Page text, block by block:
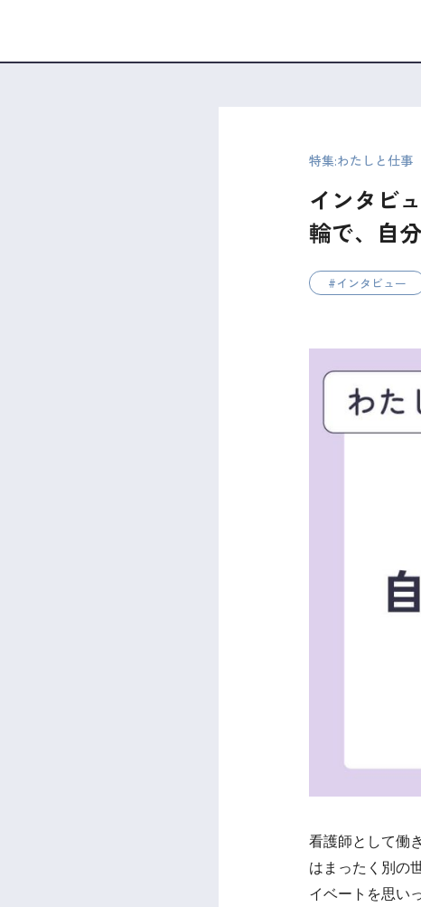
特集:わたしと仕事
インタビ
輪で、自
インタビュー
看護師として働
はまったく別の
イベートを思い